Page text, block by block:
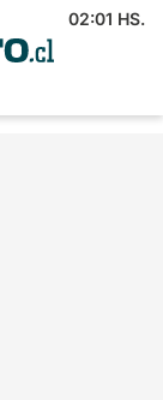
02:01 HS.